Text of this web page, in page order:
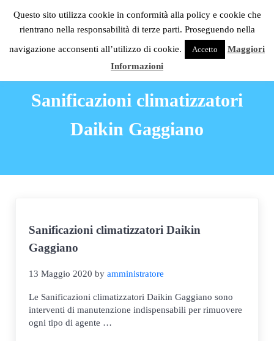
C.S.G. Impianti
Menu
Sanificazioni climatizzatori
Daikin Gaggiano
Sanificazioni climatizzatori Daikin
Gaggiano
13 Maggio 2020 byamministratore
Le Sanificazioni climatizzatori Daikin Gaggiano sono
interventi di manutenzione indispensabili per rimuovere
ogni tipo di agente …
Questo sito utilizza cookie in conformità alla policy e cookie che
rientrano nella responsabilità di terze parti. Proseguendo nella
navigazione acconsenti all’utilizzo di cookie.
Accetto
Maggiori
Informazioni